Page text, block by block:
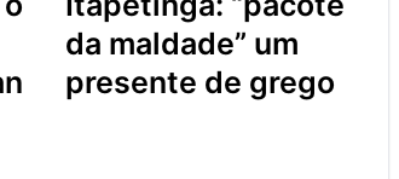
da maldade” um
presente de grego